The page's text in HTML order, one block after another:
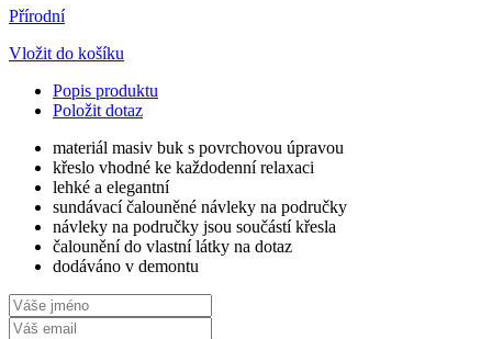
Přírodní
Vložit do košíku
Popis produktu
Položit dotaz
materiál masiv buk s povrchovou úpravou
křeslo vhodné ke každodenní relaxaci
lehké a elegantní
sundávací čalouněné návleky na područky
návleky na područky jsou součástí křesla
čalounění do vlastní látky na dotaz
dodáváno v demontu